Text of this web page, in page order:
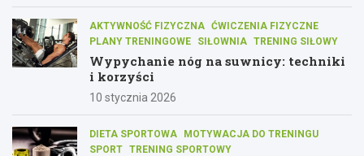
AKTYWNOŚĆ FIZYCZNA ĆWICZENIA FIZYCZNE
PLANY TRENINGOWE
SIŁOWNIA TRENING SIŁOWY
Wypychanie nóg na suwnicy: techniki
i korzyści
10 stycznia 2026
DIETA SPORTOWA
MOTYWACJA DO TRENINGU
SPORT TRENING SPORTOWY